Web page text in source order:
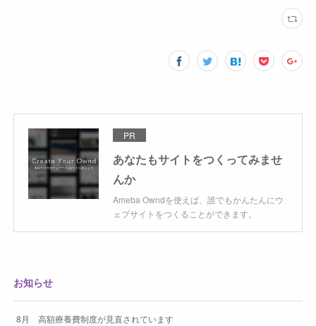
PR
あなたもサイトをつくってみませ
んか
Ameba Owndを使えば、誰でもかんたんにウ
ェブサイトをつくることができます。
お知らせ
8月 高額療養費制度が見直されています